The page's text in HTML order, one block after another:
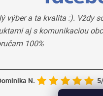
výber a ta kvalita :). Vždy
aj s komunikaciou
100%
N.